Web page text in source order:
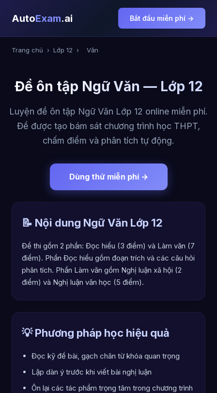
AutoExam.ai Bắt đầu miễn phí →
Trang chủ › Lớp 12 › Văn
Đề ôn tập Ngữ Văn — Lớp 12
Luyện đề ôn tập Ngữ Văn Lớp 12 online miễn phí.
Đề được tạo bám sát chương trình học THPT,
chấm điểm và phân tích tự động.
Dùng thử miễn phí →
📝 Nội dung Ngữ Văn Lớp 12
Đề thi gồm 2 phần: Đọc hiểu (3 điểm) và Làm văn (7
điểm). Phần Đọc hiểu gồm đoạn trích và các câu hỏi
phân tích. Phần Làm văn gồm Nghị luận xã hội (2
điểm) và Nghị luận văn học (5 điểm).
💡 Phương pháp học hiệu quả
Đọc kỹ đề bài, gạch chân từ khóa quan trọng
Lập dàn ý trước khi viết bài nghị luận
Ôn lại các tác phẩm trọng tâm trong chương trình